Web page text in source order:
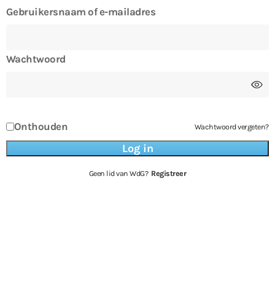
Gebruikersnaam of e-mailadres
Wachtwoord
Onthouden Wachtwoord vergeten?
Geen lid van WdG? Registreer